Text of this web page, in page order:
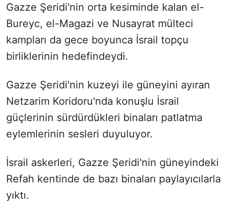
Gazze Şeridi'nin orta kesiminde kalan el-
Bureyc, el-Magazi ve Nusayrat mülteci
kampları da gece boyunca İsrail topçu
birliklerinin hedefindeydi.
Gazze Şeridi'nin kuzeyi ile güneyini ayıran
Netzarim Koridoru'nda konuşlu İsrail
güçlerinin sürdürdükleri binaları patlatma
eylemlerinin sesleri duyuluyor.
İsrail askerleri, Gazze Şeridi'nin güneyindeki
Refah kentinde de bazı binaları paylayıcılarla
yıktı.